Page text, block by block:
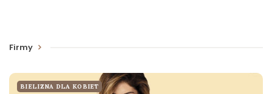
Firmy
BIELIZNA DLA KOBIET